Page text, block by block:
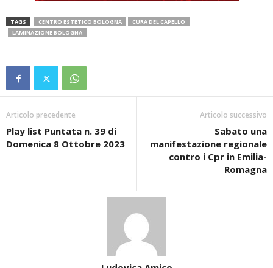
TAGS CENTRO ESTETICO BOLOGNA
CURA DEL CAPELLO
LAMINAZIONE BOLOGNA
Articolo precedente
Play list Puntata n. 39 di
Domenica 8 Ottobre 2023
Articolo successivo
Sabato una
manifestazione regionale
contro i Cpr in Emilia-
Romagna